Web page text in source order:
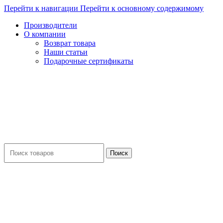
Перейти к навигации Перейти к основному содержимому
Производители
О компании
Возврат товара
Наши статьи
Подарочные сертификаты
Поиск